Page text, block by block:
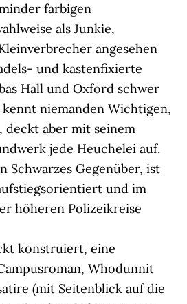
farbigen
als Junkie,
angesehen
und kastenfixierte
Hall und Oxford schwer
niemanden Wichtigen,
deckt aber mit seinem
jede Heuchelei auf.
Schwarzes Gegenüber, ist
und im
höheren Polizeikreise
konstruiert, eine
Whodunnit
(mit Seitenblick auf die